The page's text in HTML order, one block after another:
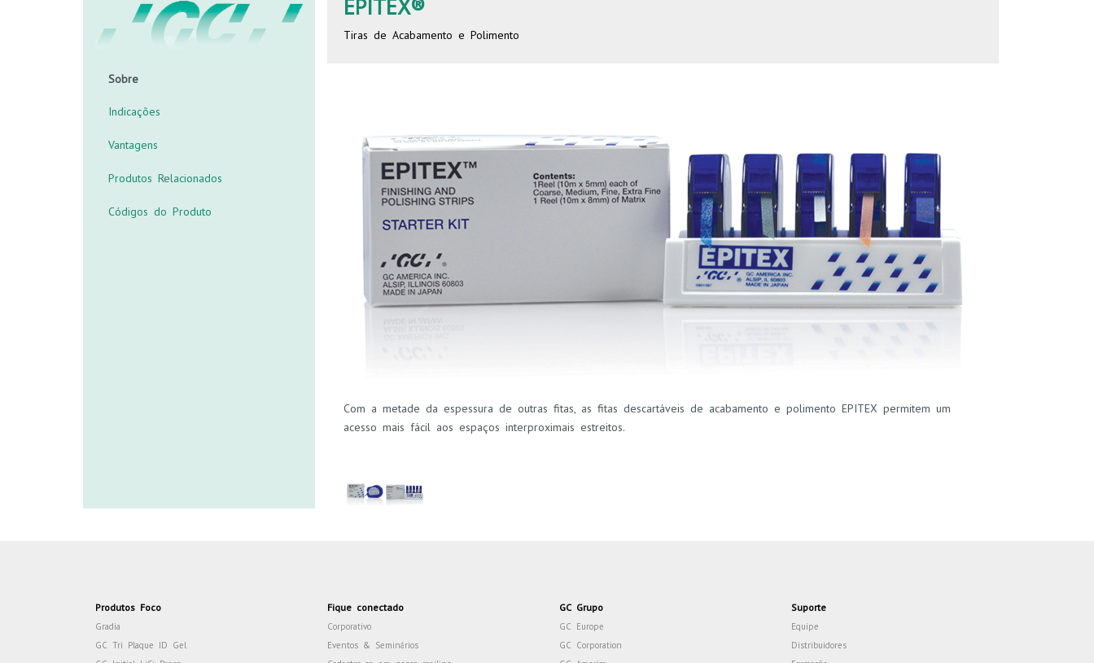
Sobre
Indicações
Vantagens
Produtos Relacionados
Códigos do Produto
EPITEX®
Tiras de Acabamento e Polimento
Com a metade da espessura de outras fitas, as fitas descartáveis de acabamento e polimento EPITEX permitem um
acesso mais fácil aos espaços interproximais estreitos.
Produtos Foco
Gradia
GC Tri Plaque ID Gel
Fique conectado
Corporativo
Eventos & Seminários
GC Grupo
GC Europe
GC Corporation
Suporte
Equipe
Distribuidores